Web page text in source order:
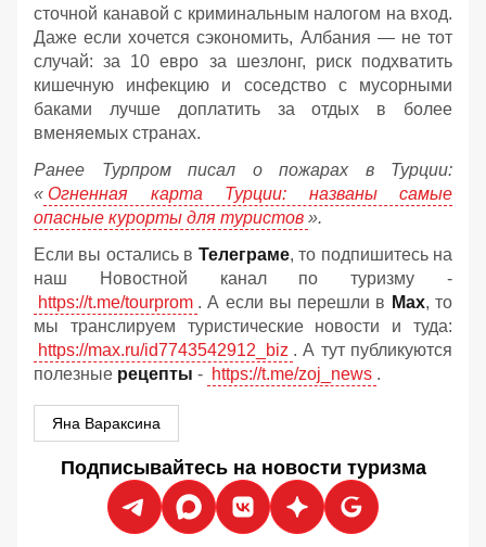
сточной канавой с криминальным налогом на вход.
Даже если хочется сэкономить, Албания — не тот
случай: за 10 евро за шезлонг, риск подхватить
кишечную инфекцию и соседство с мусорными
баками лучше доплатить за отдых в более
вменяемых странах.
Ранее Турпром писал о пожарах в Турции:
« Огненная карта Турции: названы самые
опасные курорты для туристов ».
Если вы остались в Телеграме, то подпишитесь на
наш Новостной канал по туризму -
https://t.me/tourprom . А если вы перешли в Мах, то
мы транслируем туристические новости и туда:
https://max.ru/id7743542912_biz . А тут публикуются
полезные рецепты - https://t.me/zoj_news .
Яна Вараксина
Подписывайтесь на новости туризма